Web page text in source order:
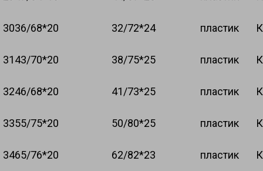
3036/68*20 32/72*24 пластик
3143/70*20 38/75*25 пластик
3246/68*20 41/73*25 пластик
3355/75*20 50/80*25 пластик
3465/76*20 62/82*23 пластик